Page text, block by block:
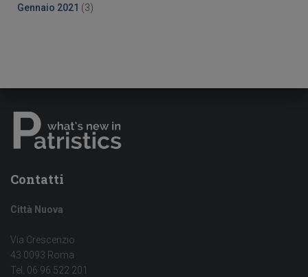
Gennaio 2021 (3)
Contatti
Città Nuova
Via Crescenzio
43 0093 Roma
Tel. 06 96 522 201